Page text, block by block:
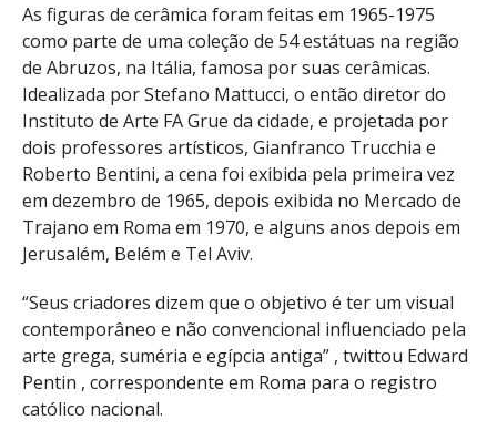
As figuras de cerâmica foram feitas em 1965-1975
como parte de uma coleção de 54 estátuas na região
de Abruzos, na Itália, famosa por suas cerâmicas.
Idealizada por Stefano Mattucci, o então diretor do
Instituto de Arte FA Grue da cidade, e projetada por
dois professores artísticos, Gianfranco Trucchia e
Roberto Bentini, a cena foi exibida pela primeira vez
em dezembro de 1965, depois exibida no Mercado de
Trajano em Roma em 1970, e alguns anos depois em
Jerusalém, Belém e Tel Aviv.
“Seus criadores dizem que o objetivo é ter um visual
contemporâneo e não convencional influenciado pela
arte grega, suméria e egípcia antiga” , twittou Edward
Pentin , correspondente em Roma para o registro
católico nacional.